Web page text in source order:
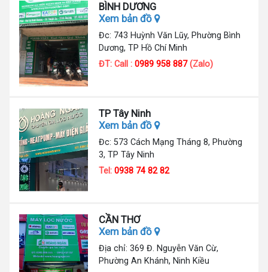
BÌNH DƯƠNG
Xem bản đồ
Đc: 743 Huỳnh Văn Lũy, Phường Bình
Dương, TP Hồ Chí Minh
ĐT: Call :0989 958 887(Zalo)
TP Tây Ninh
Xem bản đồ
Đc: 573 Cách Mạng Tháng 8, Phường
3, TP Tây Ninh
Tel:0938 74 82 82
CẦN THƠ
Xem bản đồ
Địa chỉ: 369 Đ. Nguyễn Văn Cừ,
Phường An Khánh, Ninh Kiều